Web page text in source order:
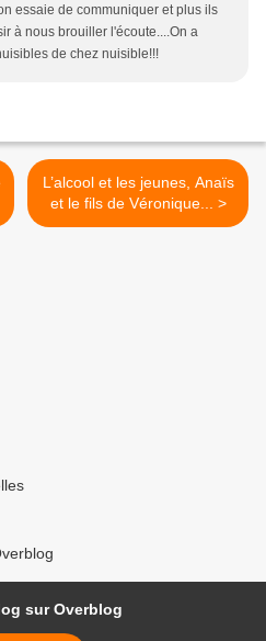
essaie de communiquer et plus ils
à nous brouiller l'écoute....On a
de chez nuisible!!!
L’alcool et les jeunes, Anaïs
et le fils de Véronique... >
sur Overblog